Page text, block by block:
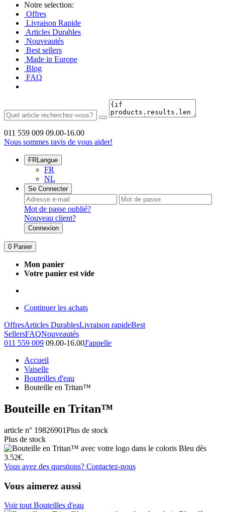
Notre selection:
Offres
Livraison Rapide
Articles Durables
Nouveautés
Best sellers
Made in Europe
Blog
FAQ
011 559 009 09.00-16.00
Nous sommes ravis de vous aider!
FRLangue
FR
NL
Se Connecter
Mot de passe oublié?
Nouveau client?
Connexion
0 Panier
Mon panier
Votre panier est vide
Continuer les achats
OffresArticles DurablesLivraison rapideBest
SellersFAQNouveautés
011 559 009 09.00-16.00J'appelle
Accueil
Vaiselle
Bouteilles d'eau
Bouteille en Tritan™
Bouteille en Tritan™
article n° 19826901Plus de stock
Plus de stock
Vous avez des questions? Contactez-nous
Vous aimerez aussi
Voir tout Bouteilles d'eau